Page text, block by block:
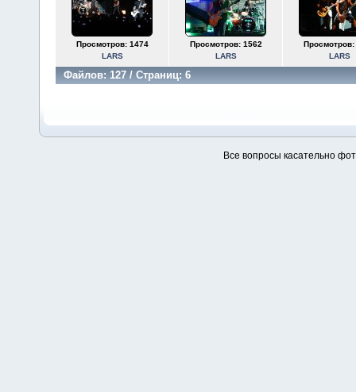
Просмотров: 1474
LARS
Просмотров: 1562
LARS
Просмотров:
LARS
Файлов: 127 / Страниц: 6
Все вопросы касательно